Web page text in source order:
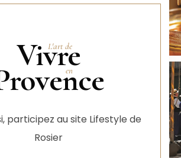
Vivre
participez au site Lifestyle de
Rosier